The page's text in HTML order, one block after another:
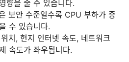
향을 줄 수 있습니다.
보안 수준일수록 CPU 부하가 증
수 있습니다.
치, 현지 인터넷 속도, 네트워크
속도가 좌우됩니다.